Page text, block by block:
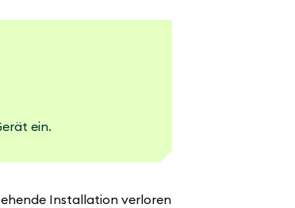
ein.
Installation verloren